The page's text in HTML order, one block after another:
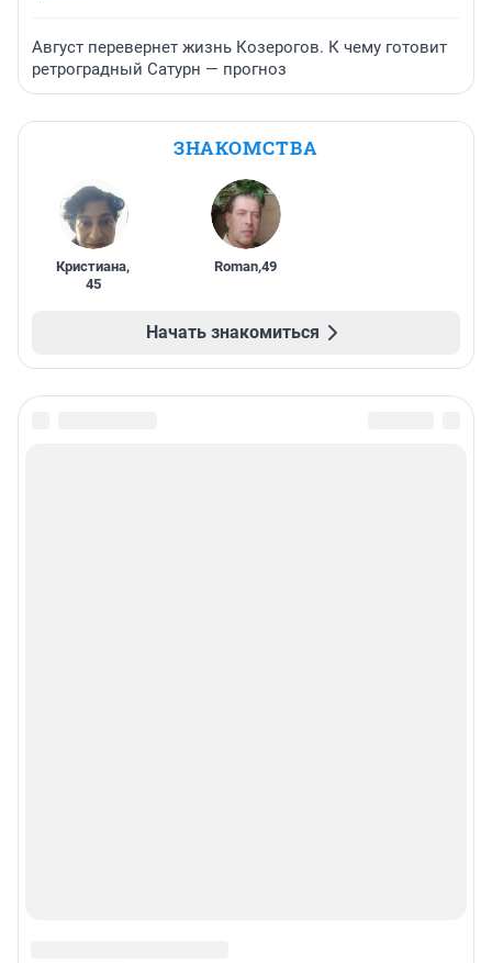
Август перевернет жизнь Козерогов. К чему готовит
ретроградный Сатурн — прогноз
ЗНАКОМСТВА
Кристиана,
45
Roman,49
Начать знакомиться